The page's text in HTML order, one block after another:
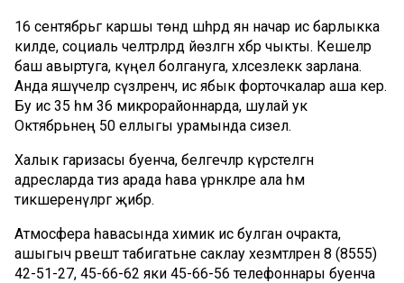
16 сентябрьгә каршы төндә шәһәрдә янә начар ис барлыкка
килде, социаль челтәрләрдә йөзләгән хәбәр чыкты. Кешеләр
баш авыртуга, күңел болгануга, хәлсезлеккә зарлана.
Анда яшәүчеләр сүзләренчә, ис ябык форточкалар аша керә.
Бу ис 35 һәм 36 микрорайоннарда, шулай ук
Октябрьнең 50 еллыгы урамында сизелә.
Халык гаризасы буенча, белгечләр күрсәтелгән
адресларда тиз арада һава үрнәкләре ала һәм
тикшеренүләргә җибәрә.
Атмосфера һавасында химик ис булган очракта,
ашыгыч рәвештә табигатьне саклау хезмәтләренә 8 (8555)
42-51-27, 45-66-62 яки 45-66-56 телефоннары буенча